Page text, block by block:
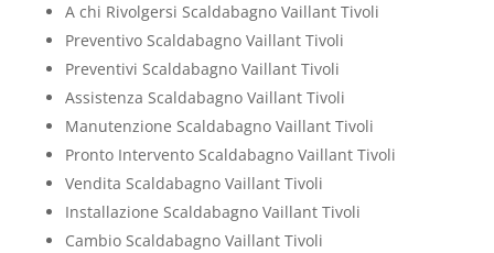
A chi Rivolgersi Scaldabagno Vaillant Tivoli
Preventivo Scaldabagno Vaillant Tivoli
Preventivi Scaldabagno Vaillant Tivoli
Assistenza Scaldabagno Vaillant Tivoli
Manutenzione Scaldabagno Vaillant Tivoli
Pronto Intervento Scaldabagno Vaillant Tivoli
Vendita Scaldabagno Vaillant Tivoli
Installazione Scaldabagno Vaillant Tivoli
Cambio Scaldabagno Vaillant Tivoli